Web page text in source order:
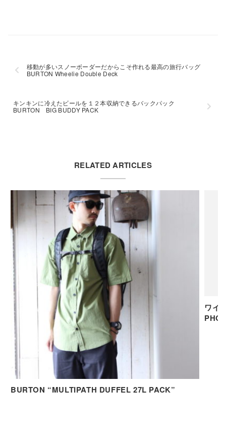
移動が多いスノーボーダーだからこそ作れる最高の旅行バッグ
BURTON Wheelie Double Deck
キンキンに冷えたビールを１２本収納できるバックパック
BURTON BIG BUDDY PACK
RELATED ARTICLES
BURTON “MULTIPATH DUFFEL 27L PACK”
ワイ